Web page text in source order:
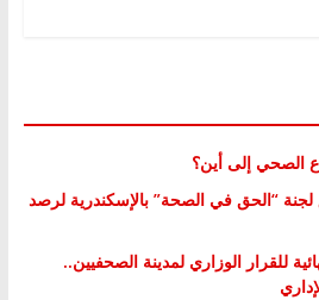
الصحي إلى أين؟
“الحق في الصحة” بالإسكندرية لرصد
للقرار الوزاري لمدينة الصحفيين..